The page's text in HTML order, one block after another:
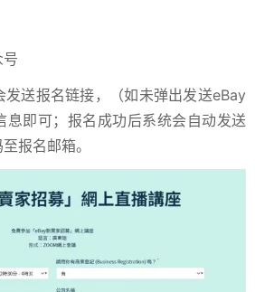
发送报名链接，（如未弹出发送eBay
息即可；报名成功后系统会自动发送
报名邮箱。